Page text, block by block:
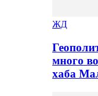
ЖД
много
хаба